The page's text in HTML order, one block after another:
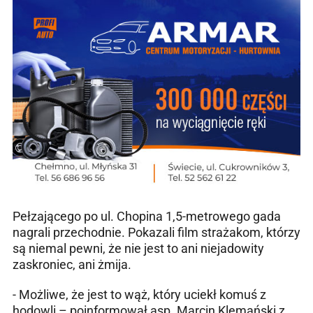
Pełzającego po ul. Chopina 1,5-metrowego gada
nagrali przechodnie. Pokazali film strażakom, którzy
są niemal pewni, że nie jest to ani niejadowity
zaskroniec, ani żmija.
- Możliwe, że jest to wąż, który uciekł komuś z